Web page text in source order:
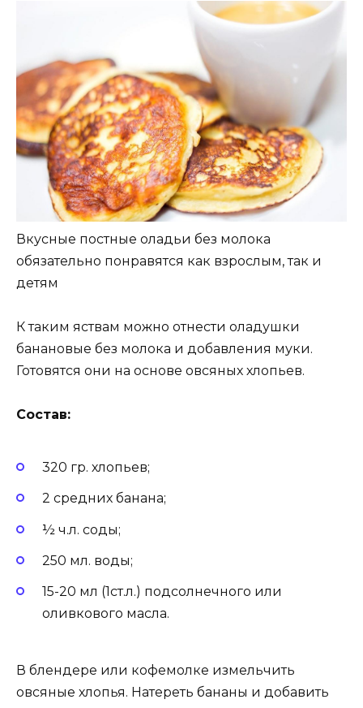
Вкусные постные оладьи без молока
обязательно понравятся как взрослым, так и
детям
К таким яствам можно отнести оладушки
банановые без молока и добавления муки.
Готовятся они на основе овсяных хлопьев.
Состав:
320 гр. хлопьев;
2 средних банана;
½ ч.л. соды;
250 мл. воды;
15-20 мл (1ст.л.) подсолнечного или
оливкового масла.
В блендере или кофемолке измельчить
овсяные хлопья. Натереть бананы и добавить